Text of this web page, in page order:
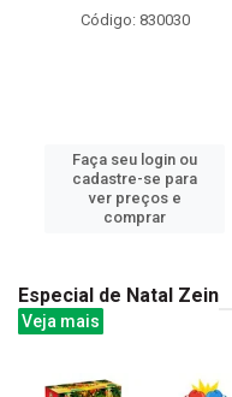
Código: 830030
Faça seu login ou
cadastre-se para
ver preços e
comprar
Especial de Natal Zein
Veja mais